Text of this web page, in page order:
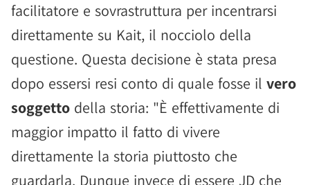
facilitatore e sovrastruttura per incentrarsi
direttamente su Kait, il nocciolo della
questione. Questa decisione è stata presa
dopo essersi resi conto di quale fosse il vero
soggetto della storia: "È effettivamente di
maggior impatto il fatto di vivere
direttamente la storia piuttosto che
guardarla. Dunque invece di essere JD che